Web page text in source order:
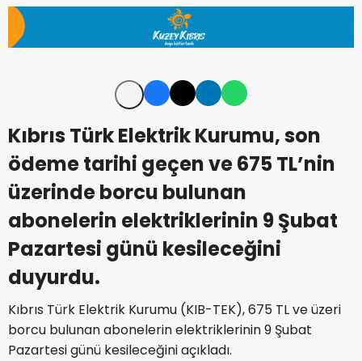
Kıbrıs Türk Elektrik Kurumu, son
ödeme tarihi geçen ve 675 TL’nin
üzerinde borcu bulunan
abonelerin elektriklerinin 9 Şubat
Pazartesi günü kesileceğini
duyurdu.
Kıbrıs Türk Elektrik Kurumu (KIB-TEK), 675 TL ve üzeri
borcu bulunan abonelerin elektriklerinin 9 Şubat
Pazartesi günü kesileceğini açıkladı.